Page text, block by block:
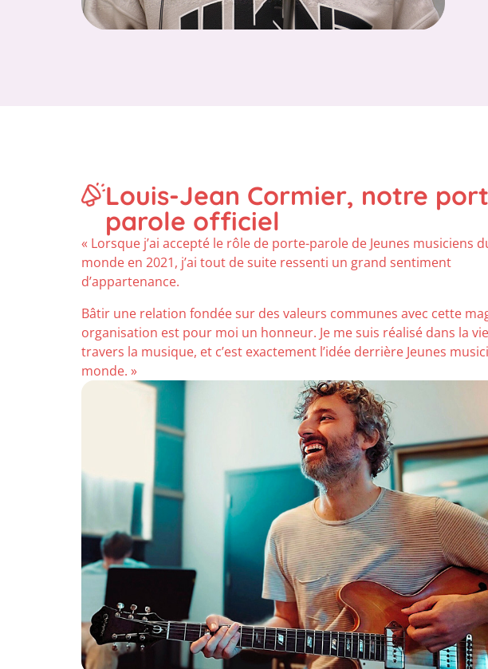
Louis-Jean Cormier, notre
parole officiel
« Lorsque j’ai accepté le rôle de porte-parole de Jeunes musiciens
monde en 2021, j’ai tout de suite ressenti un grand sentiment
d’appartenance.
Bâtir une relation fondée sur des valeurs communes avec cette
organisation est pour moi un honneur. Je me suis réalisé dans la
travers la musique, et c’est exactement l’idée derrière Jeunes
monde. »